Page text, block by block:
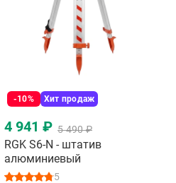
-10% Хит продаж
4 941 ₽ 5 490 ₽
RGK S6-N - штатив
алюминиевый
5